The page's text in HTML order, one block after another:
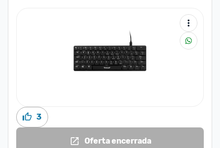
3
Oferta encerrada